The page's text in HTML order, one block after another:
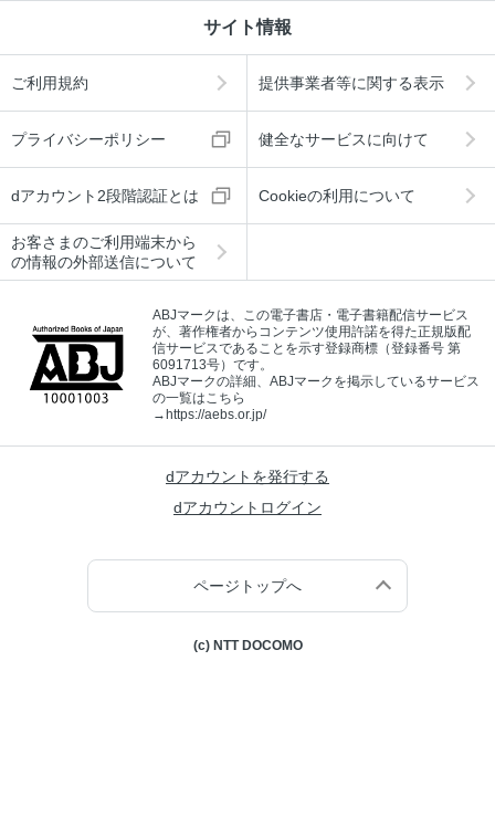
サイト情報
ご利用規約 提供事業者等に関する表示
プライバシーポリシー 健全なサービスに向けて
dアカウント2段階認証とは Cookieの利用について
お客さまのご利用端末から
の情報の外部送信について
ABJマークは、この電子書店・電子書籍配信サービス
が、著作権者からコンテンツ使用許諾を得た正規版配
信サービスであることを示す登録商標（登録番号 第
6091713号）です。
ABJマークの詳細、ABJマークを掲示しているサービス
の一覧はこちら
→https://aebs.or.jp/
dアカウントを発行する
dアカウントログイン
ページトップへ
(c) NTT DOCOMO